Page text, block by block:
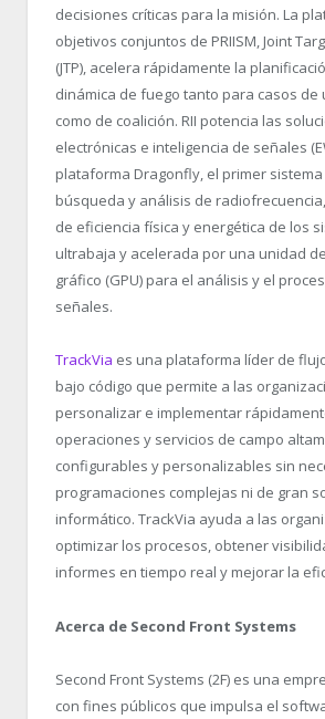
decisiones críticas para la misión. La
objetivos conjuntos de PRIISM, Joint
(JTP), acelera rápidamente la
dinámica de fuego tanto para casos de
como de coalición. RII potencia las
electrónicas e inteligencia de señales
plataforma Dragonfly, el primer
búsqueda y análisis de
de eficiencia física y energética de los
ultrabaja y acelerada por una unidad
gráfico (GPU) para el análisis y el
señales.
TrackVia es una plataforma líder de
bajo código que permite a las
personalizar e implementar
operaciones y servicios de campo
configurables y personalizables sin
programaciones complejas ni de gran
informático. TrackVia ayuda a las
optimizar los procesos, obtener
informes en tiempo real y mejorar la
Acerca de Second Front Systems
Second Front Systems (2F) es una
con fines públicos que impulsa el